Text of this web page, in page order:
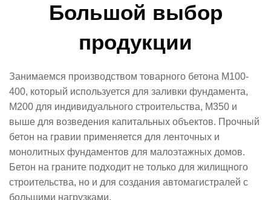
Большой выбор
продукции
Занимаемся производством товарного бетона М100-
400, который используется для заливки фундамента,
М200 для индивидуального строительства, М350 и
выше для возведения капитальных объектов. Прочный
бетон на гравии применяется для ленточных и
монолитных фундаментов для малоэтажных домов.
Бетон на граните подходит не только для жилищного
строительства, но и для создания автомагистралей с
большими нагрузками.